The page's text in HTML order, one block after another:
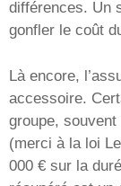
différences. Un
gonfler le coût
Là encore,
accessoire.
groupe,
(merci à la loi
000 € sur la